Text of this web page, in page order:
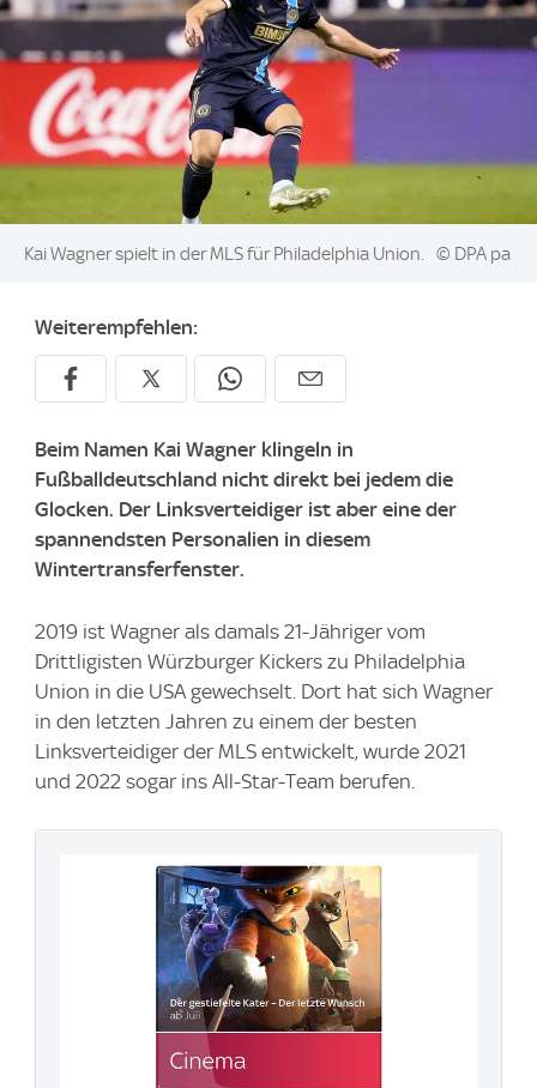
Image:
Kai Wagner spielt in der MLS für Philadelphia Union. © DPA pa
Weiterempfehlen:
Beim Namen Kai Wagner klingeln in
Fußballdeutschland nicht direkt bei jedem die
Glocken. Der Linksverteidiger ist aber eine der
spannendsten Personalien in diesem
Wintertransferfenster.
2019 ist Wagner als damals 21-Jähriger vom
Drittligisten Würzburger Kickers zu Philadelphia
Union in die USA gewechselt. Dort hat sich Wagner
in den letzten Jahren zu einem der besten
Linksverteidiger der MLS entwickelt, wurde 2021
und 2022 sogar ins All-Star-Team berufen.